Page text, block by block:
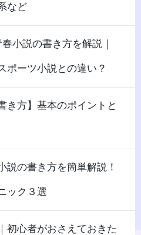
など
小説の書き方を解説｜
ポーツ小説との違い？
き方】基本のポイントと
説の書き方を簡単解説！
ック３選
初心者がおさえておきた